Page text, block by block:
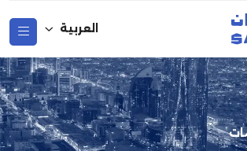
العربية